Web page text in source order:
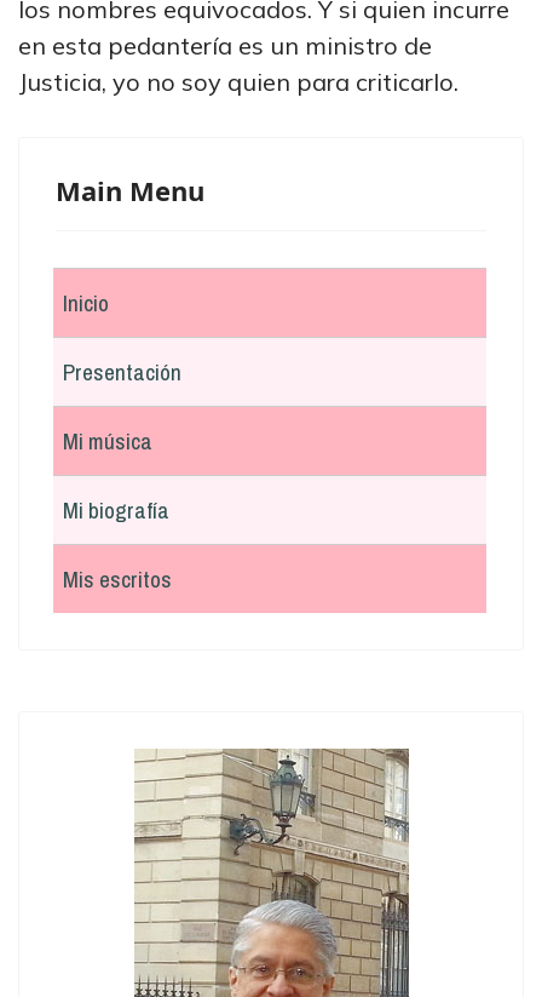
los nombres equivocados. Y si quien incurre
en esta pedantería es un ministro de
Justicia, yo no soy quien para criticarlo.
Main Menu
Inicio
Presentación
Mi música
Mi biografía
Mis escritos